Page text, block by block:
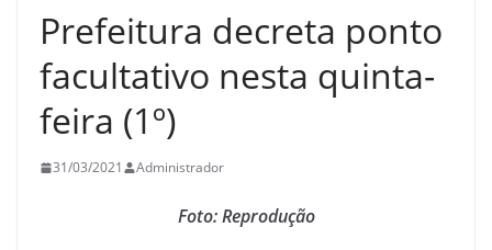
Prefeitura decreta ponto
facultativo nesta quinta-
feira (1º)
31/03/2021 Administrador
Foto: Reprodução